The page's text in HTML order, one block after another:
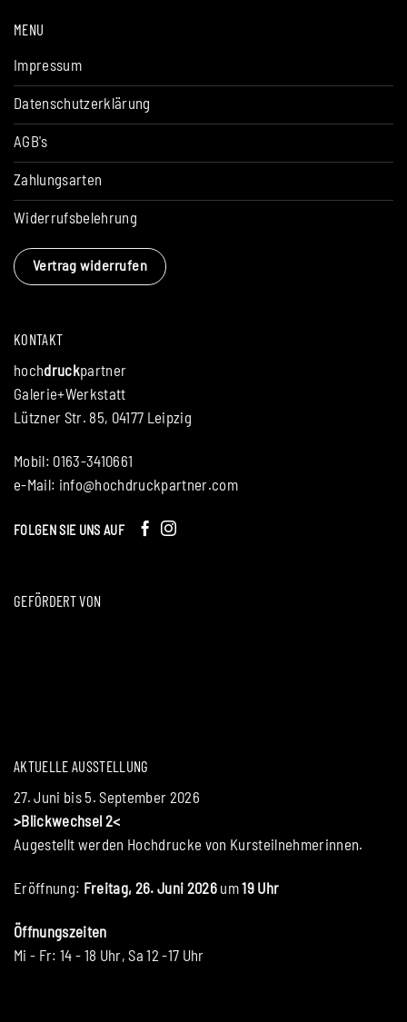
KONTAKT
hochdruckpartner
Galerie+Werkstatt
Lützner Str. 85, 04177 Leipzig
Mobil: 0163-3410661
e-Mail: info@hochdruckpartner.com
FOLGEN SIE UNS AUF
GEFÖRDERT VON
AKTUELLE AUSSTELLUNG
27. Juni bis 5. September 2026
>Blickwechsel 2<
Augestellt werden Hochdrucke von Kursteilnehmerinnen.
Eröffnung: Freitag, 26. Juni 2026 um19 Uhr
Öffnungszeiten
Mi - Fr: 14 - 18 Uhr, Sa 12 -17 Uhr
MENU
Impressum
Datenschutzerklärung
AGB's
Zahlungsarten
Widerrufsbelehrung
Vertrag widerrufen